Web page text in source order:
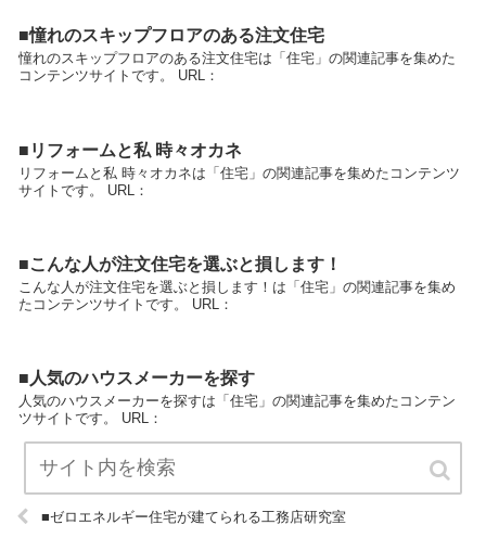
■憧れのスキップフロアのある注文住宅
憧れのスキップフロアのある注文住宅は「住宅」の関連記事を集めた
コンテンツサイトです。 URL：
■リフォームと私 時々オカネ
リフォームと私 時々オカネは「住宅」の関連記事を集めたコンテンツ
サイトです。 URL：
■こんな人が注文住宅を選ぶと損します！
こんな人が注文住宅を選ぶと損します！は「住宅」の関連記事を集め
たコンテンツサイトです。 URL：
■人気のハウスメーカーを探す
人気のハウスメーカーを探すは「住宅」の関連記事を集めたコンテン
ツサイトです。 URL：
■ゼロエネルギー住宅が建てられる工務店研究室